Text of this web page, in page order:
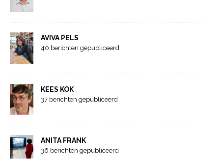
AVIVA PELS
40 berichten gepubliceerd
KEES KOK
37 berichten gepubliceerd
ANITA FRANK
36 berichten gepubliceerd